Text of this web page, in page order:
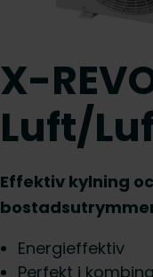
X-
Luft/
Effektiv kylning
Energieffektiv
Perfekt i